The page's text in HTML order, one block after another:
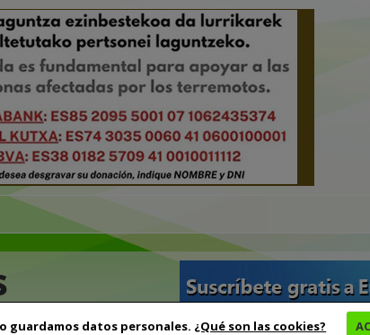
guardamos datos personales. ¿Qué son las cookies?